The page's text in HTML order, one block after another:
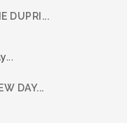
DUPRI...
DAY...